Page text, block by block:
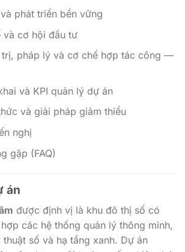
phát triển bền vững
và cơ hội đầu tư
trị, pháp lý và cơ chế hợp tác công —
và KPI quản lý dự án
và giải pháp giảm thiểu
nghị
gặp (FAQ)
án
được định vị là khu đô thị số có
các hệ thống quản lý thông minh,
số và hạ tầng xanh. Dự án